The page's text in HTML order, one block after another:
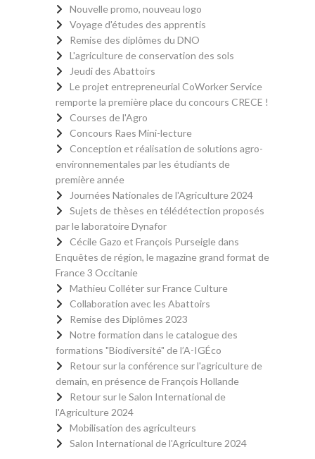
Nouvelle promo, nouveau logo
Voyage d'études des apprentis
Remise des diplômes du DNO
L'agriculture de conservation des sols
Jeudi des Abattoirs
Le projet entrepreneurial CoWorker Service
remporte la première place du concours CRECE !
Courses de l'Agro
Concours Raes Mini-lecture
Conception et réalisation de solutions agro-
environnementales par les étudiants de
première année
Journées Nationales de l'Agriculture 2024
Sujets de thèses en télédétection proposés
par le laboratoire Dynafor
Cécile Gazo et François Purseigle dans
Enquêtes de région, le magazine grand format de
France 3 Occitanie
Mathieu Colléter sur France Culture
Collaboration avec les Abattoirs
Remise des Diplômes 2023
Notre formation dans le catalogue des
formations "Biodiversité" de l’A-IGÉco
Retour sur la conférence sur l'agriculture de
demain, en présence de François Hollande
Retour sur le Salon International de
l'Agriculture 2024
Mobilisation des agriculteurs
Salon International de l'Agriculture 2024